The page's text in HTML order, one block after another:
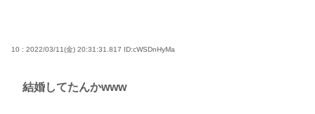
10 : 2022/03/11(金) 20:31:31.817 ID:cWSDnHyMa
結婚してたんかwww